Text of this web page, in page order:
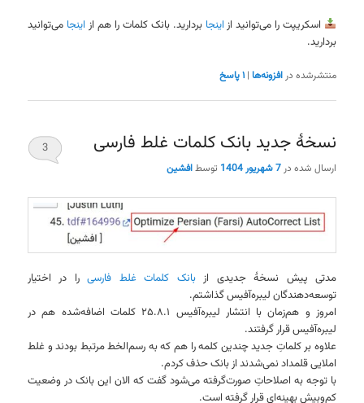
اسکریپت را می‌توانید از اینجا بردارید. بانک کلمات را هم از اینجا می‌توانید
بردارید.
منتشرشده در افزونه‌ها |۱پاسخ
نسخهٔ جدید بانک کلمات غلط فارسی
ارسال شده در7 شهریور 1404 توسطافشین
3
مدتی پیش نسخهٔ جدیدی ازبانک کلمات غلط فارسیرا در اختیار
توسعه‌دهندگان لیبره‌آفیس گذاشتم.
امروز و هم‌زمان با انتشار لیبره‌آفیس ۲۵.۸.۱ کلمات اضافه‌شده هم در
لیبره‌آفیس قرار گرفتند.
علاوه بر کلماتِ جدید چندین کلمه را هم که به رسم‌الخط مرتبط بودند و غلط
املایی قلمداد نمی‌شدند از بانک حذف کردم.
با توجه به اصلاحاتِ صورت‌گرفته می‌شود گفت که الان این بانک در وضعیت
کم‌وبیش بهینه‌ای قرار گرفته است.